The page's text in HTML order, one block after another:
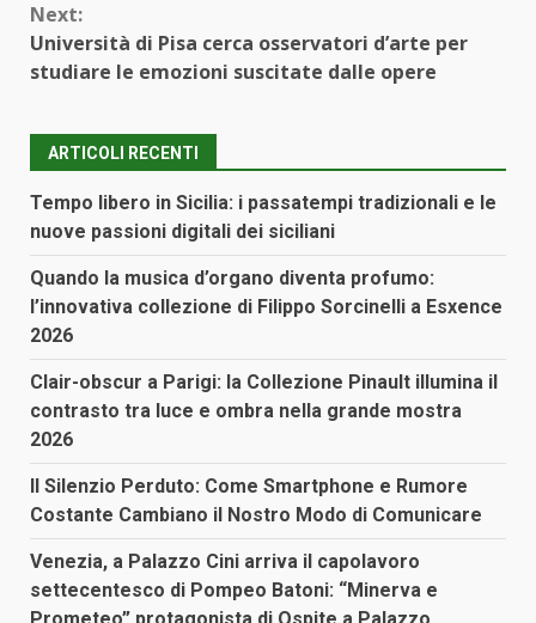
Next:
Università di Pisa cerca osservatori d’arte per
studiare le emozioni suscitate dalle opere
ARTICOLI RECENTI
Tempo libero in Sicilia: i passatempi tradizionali e le
nuove passioni digitali dei siciliani
Quando la musica d’organo diventa profumo:
l’innovativa collezione di Filippo Sorcinelli a Esxence
2026
Clair-obscur a Parigi: la Collezione Pinault illumina il
contrasto tra luce e ombra nella grande mostra
2026
Il Silenzio Perduto: Come Smartphone e Rumore
Costante Cambiano il Nostro Modo di Comunicare
Venezia, a Palazzo Cini arriva il capolavoro
settecentesco di Pompeo Batoni: “Minerva e